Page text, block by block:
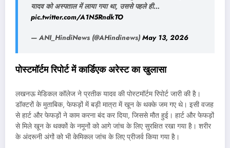
यादव को अस्पताल में लाया गया था, उससे पहले ही…
pic.twitter.com/A1N5RndkTO
— ANI_HindiNews (@AHindinews) May 13, 2026
पोस्टमॉर्टम रिपोर्ट में कार्डिएक अरेस्ट का खुलासा
लखनऊ मेडिकल कॉलेज ने प्रतीक यादव की पोस्टमॉर्टम रिपोर्ट जारी की है।
डॉक्टरों के मुताबिक, फेफड़ों में बड़ी मात्रा में खून के थक्के जम गए थे। इसी वजह
से हार्ट और फेफड़ों ने काम करना बंद कर दिया, जिससे मौत हुई। हार्ट और फेफड़ों
से मिले खून के थक्कों के नमूनों को आगे जांच के लिए सुरक्षित रखा गया है। शरीर
के अंदरूनी अंगों को भी केमिकल जांच के लिए प्रीजर्व किया गया है।